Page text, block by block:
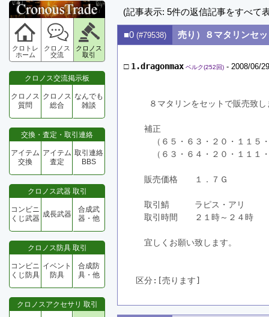
クロトレ
ホーム
クロノス
交流
クロノス
取引
クロノス交流掲示板
クロノス
質問
クロノス
総合
なんでも
雑談
交換・査定・取引連絡
アイテム
交換
アイテム
査定
取引連絡
BBS
クロノス武器 取引
コンビニ
くじ武器 成長武器
合成武
器・他
クロノス防具 取引
コンビニ
くじ防具
イベント
防具
合成防
具・他
クロノスアクセサリ 取引
(記事表示: 5件の返信記事をすべて
■0 (#79538) 売り）８マタリンセ
□ 1.dragonmax ベルク(252回) - 2008/06/
８マタリンをセットで販売致し
補正
（６５・６３・２０・１１５
（６３・６４・２０・１１１
販売価格　　１．７Ｇ
取引鯖　　　ラピス・アリ
取引時間　　２１時～２４時
宜しくお願い致します。
区分:[売ります]